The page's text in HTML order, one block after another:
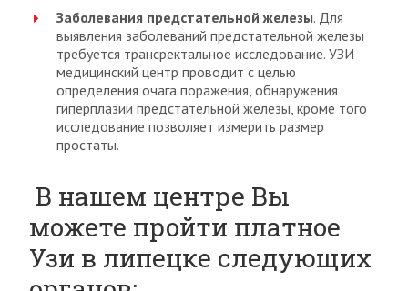
Заболевания предстательной железы. Для
выявления заболеваний предстательной железы
требуется трансректальное исследование. УЗИ
медицинский центр проводит с целью
определения очага поражения, обнаружения
гиперплазии предстательной железы, кроме того
исследование позволяет измерить размер
простаты.
В нашем центре Вы
можете пройти платное
Узи в липецке следующих